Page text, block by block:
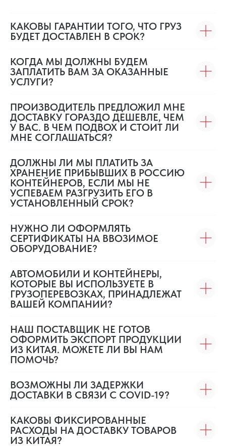
КАКОВЫ ГАРАНТИИ ТОГО, ЧТО ГРУЗ
БУДЕТ ДОСТАВЛЕН В СРОК?
КОГДА МЫ ДОЛЖНЫ БУДЕМ
ЗАПЛАТИТЬ ВАМ ЗА ОКАЗАННЫЕ
УСЛУГИ?
ПРОИЗВОДИТЕЛЬ ПРЕДЛОЖИЛ МНЕ
ДОСТАВКУ ГОРАЗДО ДЕШЕВЛЕ, ЧЕМ
У ВАС. В ЧЕМ ПОДВОХ И СТОИТ ЛИ
МНЕ СОГЛАШАТЬСЯ?
ДОЛЖНЫ ЛИ МЫ ПЛАТИТЬ ЗА
ХРАНЕНИЕ ПРИБЫВШИХ В РОССИЮ
КОНТЕЙНЕРОВ, ЕСЛИ МЫ НЕ
УСПЕВАЕМ РАЗГРУЗИТЬ ЕГО В
УСТАНОВЛЕННЫЙ СРОК?
НУЖНО ЛИ ОФОРМЛЯТЬ
СЕРТИФИКАТЫ НА ВВОЗИМОЕ
ОБОРУДОВАНИЕ?
АВТОМОБИЛИ И КОНТЕЙНЕРЫ,
КОТОРЫЕ ВЫ ИСПОЛЬЗУЕТЕ В
ГРУЗОПЕРЕВОЗКАХ, ПРИНАДЛЕЖАТ
ВАШЕЙ КОМПАНИИ?
НАШ ПОСТАВЩИК НЕ ГОТОВ
ОФОРМИТЬ ЭКСПОРТ ПРОДУКЦИИ
ИЗ КИТАЯ. МОЖЕТЕ ЛИ ВЫ НАМ
ПОМОЧЬ?
ВОЗМОЖНЫ ЛИ ЗАДЕРЖКИ
ДОСТАВКИ В СВЯЗИ С COVID-19?
КАКОВЫ ФИКСИРОВАННЫЕ
РАСХОДЫ НА ДОСТАВКУ ТОВАРОВ
ИЗ КИТАЯ?